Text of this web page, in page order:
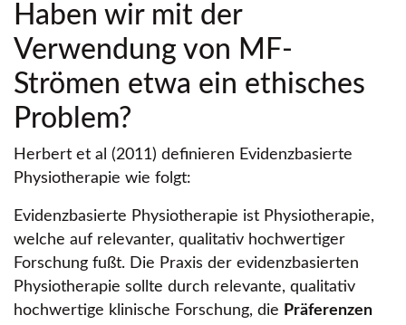
Haben wir mit der
Verwendung von MF-
Strömen etwa ein ethisches
Problem?
Herbert et al (2011) definieren Evidenzbasierte
Physiotherapie wie folgt:
Evidenzbasierte Physiotherapie ist Physiotherapie,
welche auf relevanter, qualitativ hochwertiger
Forschung fußt. Die Praxis der evidenzbasierten
Physiotherapie sollte durch relevante, qualitativ
hochwertige klinische Forschung, die Präferenzen